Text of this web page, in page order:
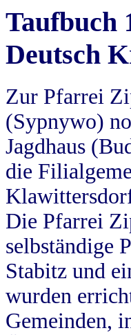
Taufbuch
Deutsch
Zur Pfarrei
(Sypnywo)
Jagdhaus
die
Die Pfarrei
selbständige
Stabitz und
wurden
Gemeinden,